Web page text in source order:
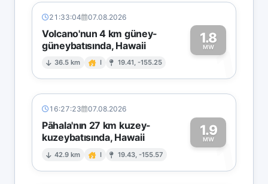
21:33:04 07.08.2026
Volcano'nun 4 km güney-
güneybatısında, Hawaii
36.5 km I 19.41, -155.25
1.8
MW1
16:27:23 07.08.2026
Pāhala'nın 27 km kuzey-
kuzeybatısında, Hawaii
42.9 km I 19.43, -155.57
1.9
MW1